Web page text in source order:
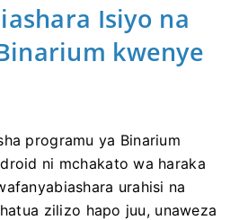
Isiyo na
kwenye
programu ya Binarium
ni mchakato wa haraka
urahisi na
zilizo hapo juu, unaweza